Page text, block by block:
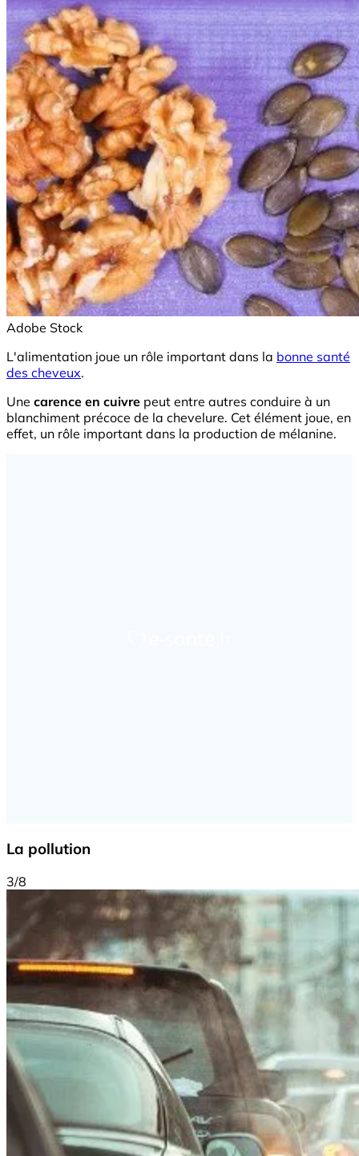
Adobe Stock
L'alimentation joue un rôle important dans la bonne santé
des cheveux.
Une carence en cuivre peut entre autres conduire à un
blanchiment précoce de la chevelure. Cet élément joue, en
effet, un rôle important dans la production de mélanine.
La pollution
3/8